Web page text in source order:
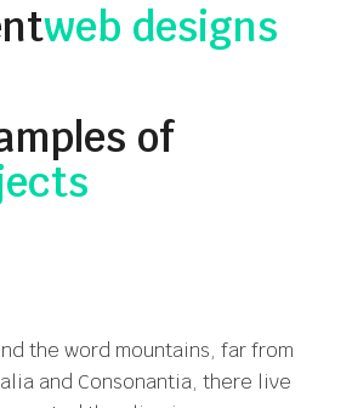
web designs
of
the word mountains, far from
and Consonantia, there live